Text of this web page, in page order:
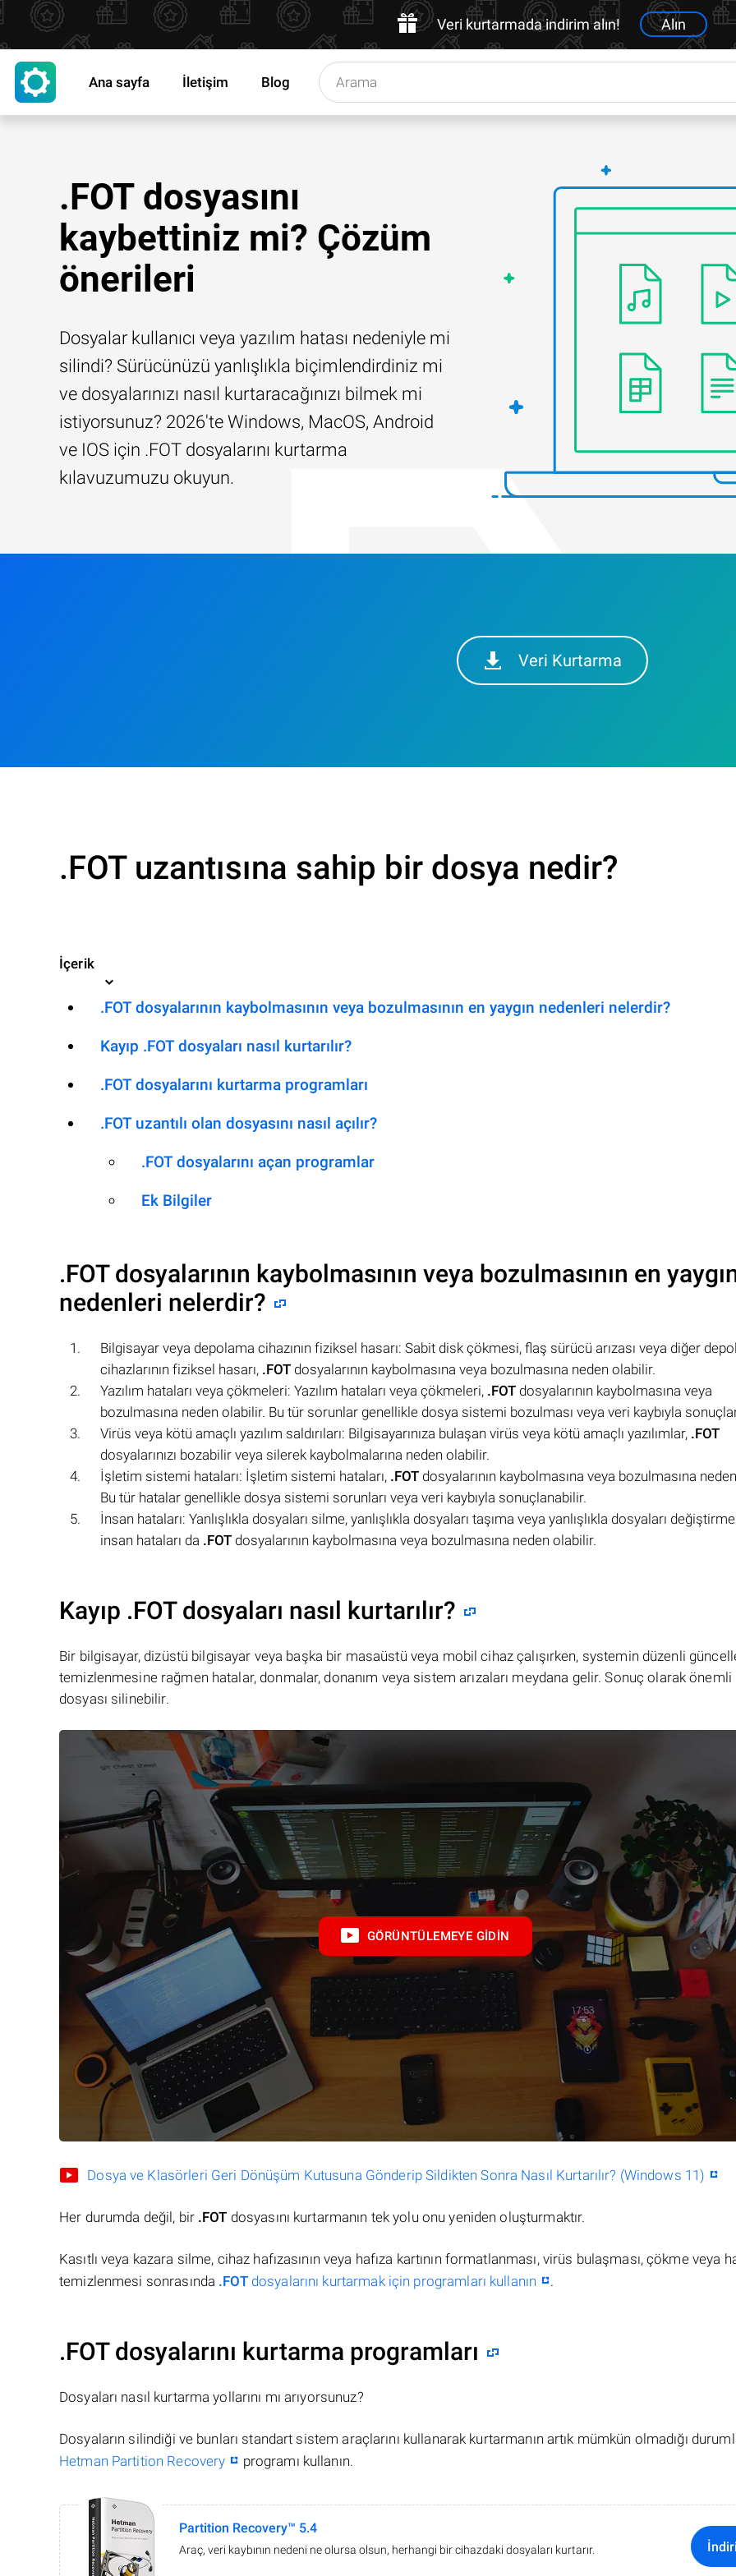
Veri kurtarmada indirim alın! Alın
Ana sayfa İletişim Blog
.FOT dosyasını
kaybettiniz mi? Çözüm
önerileri
Dosyalar kullanıcı veya yazılım hatası nedeniyle mi
silindi? Sürücünüzü yanlışlıkla biçimlendirdiniz mi
ve dosyalarınızı nasıl kurtaracağınızı bilmek mi
istiyorsunuz? 2026'te Windows, MacOS, Android
ve IOS için .FOT dosyalarını kurtarma
kılavuzumuzu okuyun.
Veri Kurtarma
.FOT uzantısına sahip bir dosya nedir?
İçerik
.FOT dosyalarının kaybolmasının veya bozulmasının en yaygın nedenleri nelerdir?
Kayıp .FOT dosyaları nasıl kurtarılır?
.FOT dosyalarını kurtarma programları
.FOT uzantılı olan dosyasını nasıl açılır?
.FOT dosyalarını açan programlar
Ek Bilgiler
.FOTdosyalarının kaybolmasının veya bozulmasının en
nedenleri nelerdir?
Bilgisayar veya depolama cihazının fiziksel hasarı: Sabit disk çökmesi, flaş sürücü arızası veya diğer
cihazlarının fiziksel hasarı, .FOT dosyalarının kaybolmasına veya bozulmasına neden olabilir.
Yazılım hataları veya çökmeleri: Yazılım hataları veya çökmeleri, .FOT dosyalarının kaybolmasına veya
bozulmasına neden olabilir. Bu tür sorunlar genellikle dosya sistemi bozulması veya veri kaybıyla
Virüs veya kötü amaçlı yazılım saldırıları: Bilgisayarınıza bulaşan virüs veya kötü amaçlı yazılımlar, .FOT
dosyalarınızı bozabilir veya silerek kaybolmalarına neden olabilir.
İşletim sistemi hataları: İşletim sistemi hataları, .FOT dosyalarının kaybolmasına veya bozulmasına
Bu tür hatalar genellikle dosya sistemi sorunları veya veri kaybıyla sonuçlanabilir.
İnsan hataları: Yanlışlıkla dosyaları silme, yanlışlıkla dosyaları taşıma veya yanlışlıkla dosyaları
insan hataları da .FOT dosyalarının kaybolmasına veya bozulmasına neden olabilir.
Kayıp .FOT dosyaları nasıl kurtarılır?
Bir bilgisayar, dizüstü bilgisayar veya başka bir masaüstü veya mobil cihaz çalışırken, systemin düzenli
temizlenmesine rağmen hatalar, donmalar, donanım veya sistem arızaları meydana gelir. Sonuç olarak önemli
dosyası silinebilir.
GÖRÜNTÜLEMEYE GIDIN
Dosya ve Klasörleri Geri Dönüşüm Kutusuna Gönderip Sildikten Sonra Nasıl Kurtarılır? (Windows 11)
Her durumda değil, bir .FOT dosyasını kurtarmanın tek yolu onu yeniden oluşturmaktır.
Kasıtlı veya kazara silme, cihaz hafızasının veya hafıza kartının formatlanması, virüs bulaşması, çökme veya
temizlenmesi sonrasında .FOTdosyalarını kurtarmak için programları kullanın .
.FOT dosyalarını kurtarma programları
Dosyaları nasıl kurtarma yollarını mı arıyorsunuz?
Dosyaların silindiği ve bunları standart sistem araçlarını kullanarak kurtarmanın artık mümkün olmadığı
Hetman Partition Recovery
programı kullanın.
Partition Recovery™ 5.4
Araç, veri kaybının nedeni ne olursa olsun, herhangi bir cihazdaki dosyaları kurtarır.